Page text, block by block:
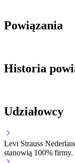
Powiązania
Historia
Udziałowcy
Levi Strauss
stanowią 100% firmy.